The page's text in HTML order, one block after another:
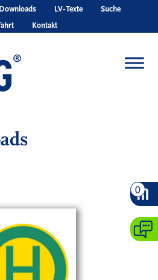
Downloads LV‑Texte
Suche
Kontakt
0